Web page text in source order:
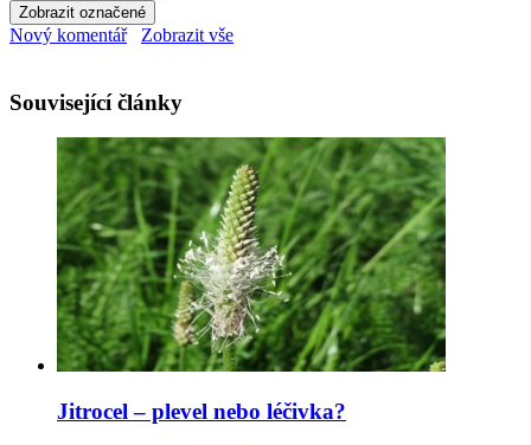
Nový komentář Zobrazit vše
Související články
Jitrocel – plevel nebo léčivka?